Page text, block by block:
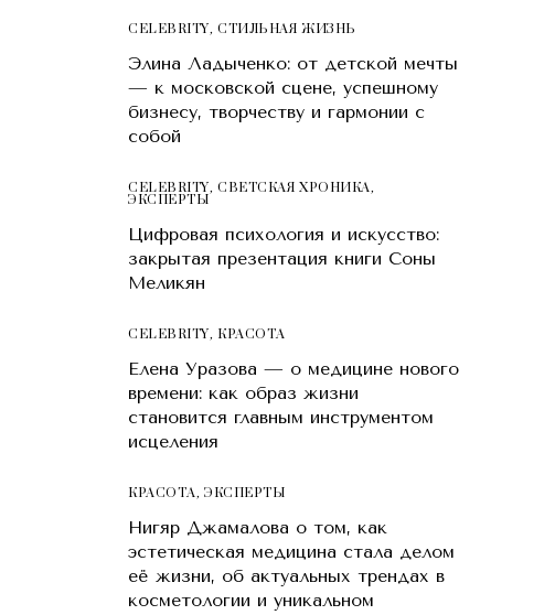
CELEBRITY,СТИЛЬНАЯ ЖИЗНЬ
Элина Ладыченко: от детской мечты
— к московской сцене, успешному
бизнесу, творчеству и гармонии с
собой
CELEBRITY,СВЕТСКАЯ ХРОНИКА,
ЭКСПЕРТЫ
Цифровая психология и искусство:
закрытая презентация книги Соны
Меликян
CELEBRITY, КРАСОТA
Елена Уразова — о медицине нового
времени: как образ жизни
становится главным инструментом
исцеления
КРАСОТA, ЭКСПЕРТЫ
Нигяр Джамалова о том, как
эстетическая медицина стала делом
её жизни, об актуальных трендах в
косметологии и уникальном